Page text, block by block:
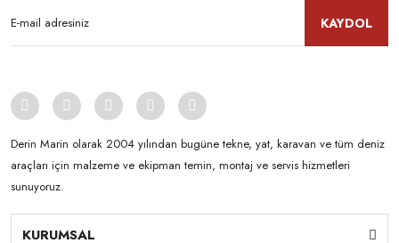
KAYDOL
Derin Marin olarak 2004 yılından bugüne tekne, yat, karavan ve tüm deniz
araçları için malzeme ve ekipman temin, montaj ve servis hizmetleri
sunuyoruz.
KURUMSAL